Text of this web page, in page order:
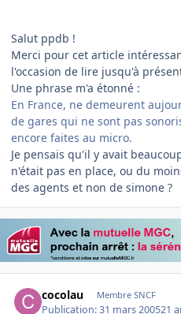
Salut ppdb !
Merci pour cet article
l'occasion de lire jusqu'à
Une phrase m'a étonné :
En France, ne demeurent
de gares qui ne sont pas
encore faites au micro.
Je pensais qu'il y avait
n'était pas en place, ou du
des agents et non de simone ?
cocolau Membre SNCF
Publication:31 mars 200521